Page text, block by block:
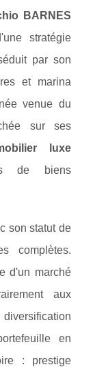
BARNES
stratégie
par son
et marina
venue du
sur ses
luxe
de biens
son statut de
complètes.
d'un marché
aux
en
: prestige